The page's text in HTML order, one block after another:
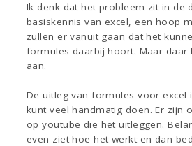
Ik denk dat het probleem zit in de
basiskennis van excel, een hoop
zullen er vanuit gaan dat het
formules daarbij hoort. Maar daar
aan.
De uitleg van formules voor excel
kunt veel handmatig doen. Er zijn
op youtube die het uitleggen.
even ziet hoe het werkt en dan